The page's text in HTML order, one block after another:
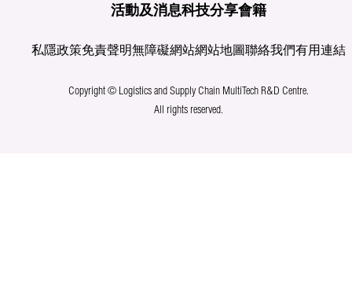
活動及消息科技分享會籍
私隱政策免責聲明無障礙網站網站地圖聯絡我們有用連結
Copyright © Logistics and Supply Chain MultiTech R&D Centre.
All rights reserved.